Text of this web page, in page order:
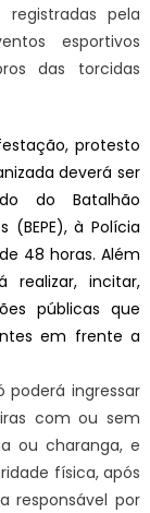
pela
esportivos
das torcidas
protesto
deverá ser
do Batalhão
(BEPE), à Polícia
48 horas. Além
realizar, incitar,
públicas que
em frente a
poderá ingressar
com ou sem
ou charanga, e
física, após
responsável por